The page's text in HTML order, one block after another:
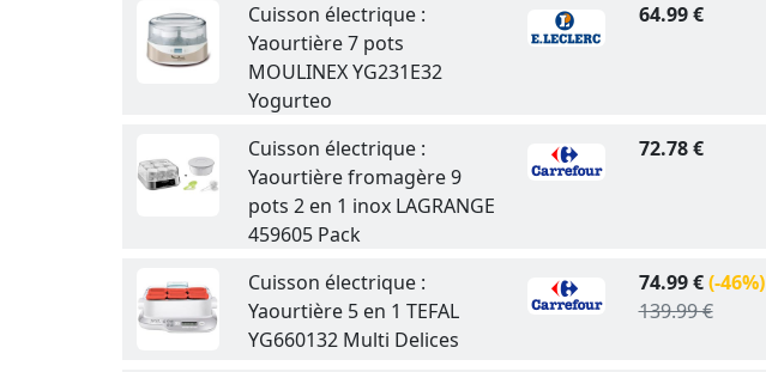
Cuisson électrique :
Yaourtière 7 pots
MOULINEX YG231E32
Yogurteo
64.99 €
Cuisson électrique :
Yaourtière fromagère 9
pots 2 en 1 inox LAGRANGE
459605 Pack
72.78 €
Cuisson électrique :
Yaourtière 5 en 1 TEFAL
YG660132 Multi Delices
74.99 €(-46%)
139.99 €